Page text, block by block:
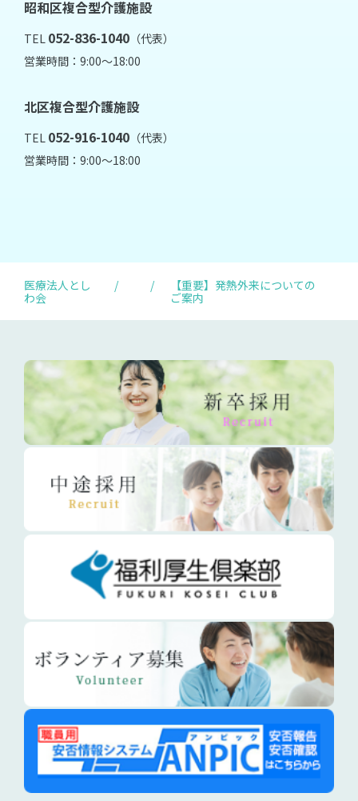
昭和区複合型介護施設
TEL 052-836-1040 （代表）
営業時間：9:00～18:00
北区複合型介護施設
TEL 052-916-1040 （代表）
営業時間：9:00～18:00
医療法人とし
わ会
/ /
【重要】発熱外来についての
ご案内